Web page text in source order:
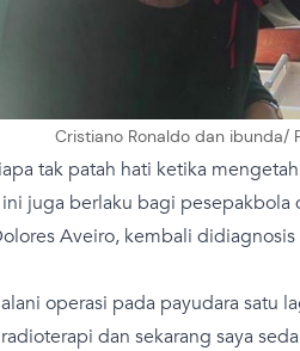
Cristiano Ronaldo dan ibunda/
tak patah hati ketika
ini juga berlaku bagi pesepakbola
Aveiro, kembali didiagnosis
operasi pada payudara satu
dan sekarang saya